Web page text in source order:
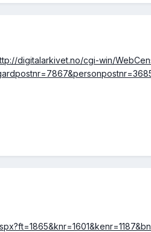
digitalarkivet.no/cgi-win/